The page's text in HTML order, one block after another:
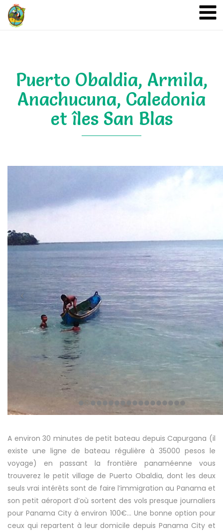
Puerto Obaldia, Armila,
Anachucuna, Caledonia
et îles San Blas
A environ 30 minutes de petit bateau depuis Capurgana (il
existe une ligne de bateau régulière à 35000 pesos le
voyage) en passant la frontière panaméenne vous
trouverez le petit village de Puerto Obaldia, dont les deux
seuls vrai intérêts sont de faire l’immigration au Panama et
son petit aéroport d’où sortent des vols presque journaliers
pour Panama City à environ 100€… Une bonne option pour
ceux qui repartent à leur domicile depuis Panama City et